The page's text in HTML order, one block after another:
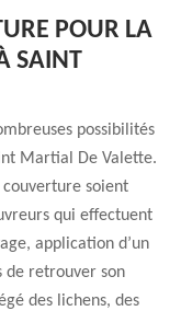
POUR LA
SAINT
possibilités
Martial De Valette.
soient
qui effectuent
application d’un
de retrouver son
des lichens, des